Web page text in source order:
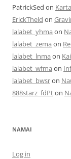
PatrickSed on
ErickTheld on
lalabet_yhma on
lalabet_zema on
lalabet_lnma on
lalabet_wfma on
lalabet_bwsron
888starz_fdPton
NAMAI
Log in